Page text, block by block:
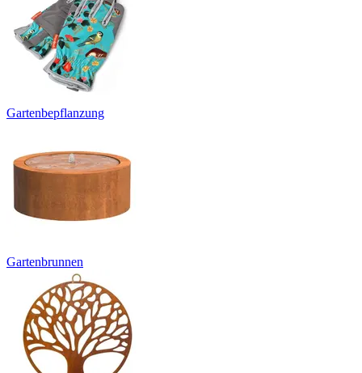
Gartenbepflanzung
Gartenbrunnen